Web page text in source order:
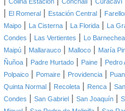
| El Romeral | Estación Central |
Maipo | La Cisterna | La Florida | La
Condes | Las Vertientes | Lo Barnechea
Maipú | Mallarauco | Malloco | María
Ñuñoa | Padre Hurtado | Paine | Pedro
Polpaico | Pomaire | Providencia |
Quinta Normal | Recoleta | Renca |
Condes | San Gabriel | San Joaquín |